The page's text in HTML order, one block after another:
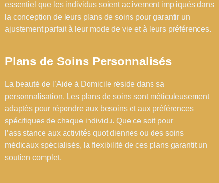
essentiel que les individus soient activement impliqués dans
la conception de leurs plans de soins pour garantir un
ajustement parfait à leur mode de vie et à leurs préférences.
Plans de Soins Personnalisés
La beauté de l’Aide à Domicile réside dans sa
personnalisation. Les plans de soins sont méticuleusement
adaptés pour répondre aux besoins et aux préférences
spécifiques de chaque individu. Que ce soit pour
l’assistance aux activités quotidiennes ou des soins
médicaux spécialisés, la flexibilité de ces plans garantit un
soutien complet.